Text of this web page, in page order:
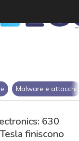
Malware e attacchi
630
finiscono